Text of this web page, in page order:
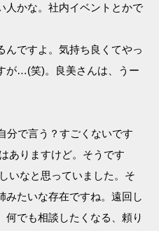
人かな。社内イベントとかで
んですよ。気持ち良くてやっ
が…(笑)。良美さんは、うー
分で言う？すごくないです
ありますけど。そうです
いなと思っていました。そ
みたいな存在ですね。遠回し
何でも相談したくなる、頼り